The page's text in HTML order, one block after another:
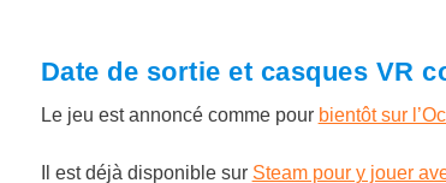
Date de sortie et casques VR
Le jeu est annoncé comme pour bientôt sur
Il est déjà disponible sur Steam pour y jouer